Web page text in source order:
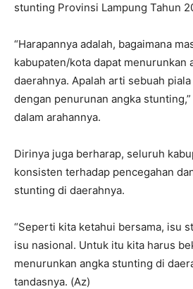
stunting Provinsi Lampung Tahun
“Harapannya adalah, bagaimana
kabupaten/kota dapat menurunkan
daerahnya. Apalah arti sebuah
dengan penurunan angka
dalam arahannya.
Dirinya juga berharap, seluruh
konsisten terhadap pencegahan
stunting di daerahnya.
“Seperti kita ketahui bersama, isu
isu nasional. Untuk itu kita harus
menurunkan angka stunting di
tandasnya. (Az)